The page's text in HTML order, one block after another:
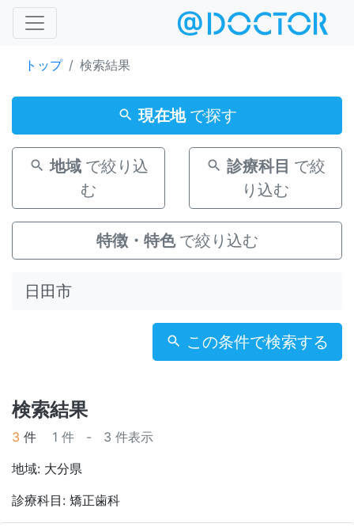
トップ 検索結果
現在地 で探す
地域 で絞り込
む
診療科目 で絞
り込む
特徴・特色 で絞り込む
この条件で検索する
検索結果
3 件
1 件 - 3 件表示
地域: 大分県
診療科目: 矯正歯科